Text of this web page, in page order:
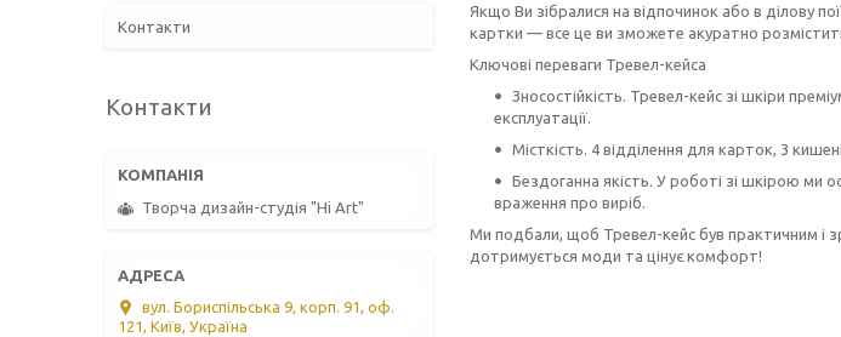
Якщо Ви зібралися на відпочинок або в ділову
картки — все це ви зможете акуратно
Ключові переваги Тревел-кейса
Зносостійкість. Тревел-кейс зі шкіри
експлуатації.
Місткість. 4 відділення для карток, 3
Бездоганна якість. У роботі зі шкірою ми
враження про виріб.
Ми подбали, щоб Тревел-кейс був практичним і
дотримується моди та цінує комфорт!
Контакти
Контакти
Творча дизайн-студія "Hi Art"
вул. Бориспільська 9, корп. 91, оф.
121, Київ, Україна